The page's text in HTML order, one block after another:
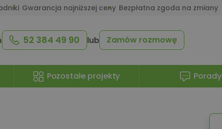
Gwarancja najniższej ceny Bezpłatna zgoda na zmiany
52 384 49 90 lub Zamów rozmowę
Pozostałe projekty Porady